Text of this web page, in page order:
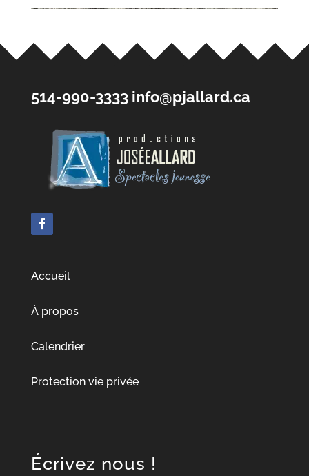
514-990-3333 info@pjallard.ca
Accueil
À propos
Calendrier
Protection vie privée
Écrivez nous !